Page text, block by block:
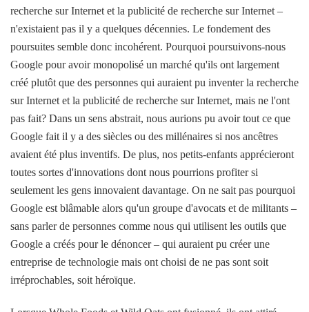
recherche sur Internet et la publicité de recherche sur Internet –
n'existaient pas il y a quelques décennies. Le fondement des
poursuites semble donc incohérent. Pourquoi poursuivons-nous
Google pour avoir monopolisé un marché qu'ils ont largement
créé plutôt que des personnes qui auraient pu inventer la recherche
sur Internet et la publicité de recherche sur Internet, mais ne l'ont
pas fait? Dans un sens abstrait, nous aurions pu avoir tout ce que
Google fait il y a des siècles ou des millénaires si nos ancêtres
avaient été plus inventifs. De plus, nos petits-enfants apprécieront
toutes sortes d'innovations dont nous pourrions profiter si
seulement les gens innovaient davantage. On ne sait pas pourquoi
Google est blâmable alors qu'un groupe d'avocats et de militants –
sans parler de personnes comme nous qui utilisent les outils que
Google a créés pour le dénoncer – qui auraient pu créer une
entreprise de technologie mais ont choisi de ne pas sont soit
irréprochables, soit héroïque.